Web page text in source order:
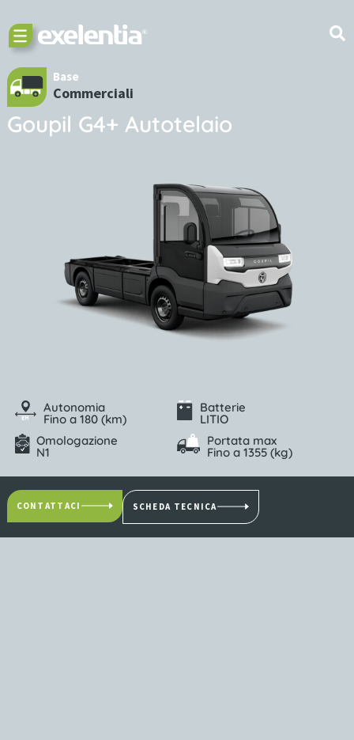
Base
Commerciali
Goupil G4+ Autotelaio
Autonomia
Fino a 180 (km)
Batterie
LITIO
Omologazione
N1
Portata max
Fino a 1355 (kg)
CONTATTACI SCHEDA TECNICA